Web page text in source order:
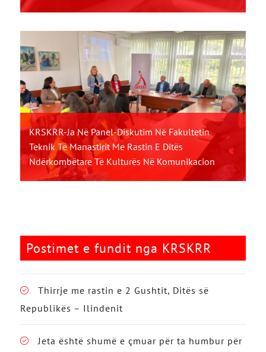
KRSKRR-Ja Në Panel-Diskutim Në Fakultetin
Teknik Të Manastirit Me Rastin E Ditës
Ndërkombëtare Të Kulturës Në Komunikacion
Postimet e fundit nga KRSKRR
Thirrje me rastin e 2 Gushtit, Ditës së
Republikës – Ilindenit
Jeta është shumë e çmuar për ta humbur për